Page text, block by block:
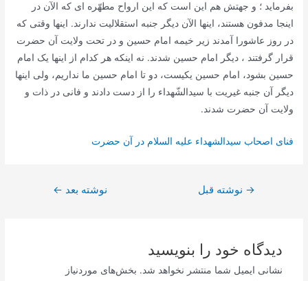
بفرماید ؛ و جهتش هم این است که این ارواح مطهّره ‌اى که الآن در
اینجا مدفون هستند، اینها الآن دیگر جنبه استقلالیت ندارند. اینها وقتى که
در روز عاشورا آمدند زیر خیمه امام حسین و در تحت ولایت آن حضرت
قرار گرفتند ، دیگر امام حسین شدند. نه اینکه هر کدام از اینها یک امام
حسین بشود، امام حسین یکیست، دو تا امام حسین ما نداریم، ولى اینها
دیگر آن جنبه غیریت با سیدالشّهداء را از دست دادند و فانى در ذات و
ولایت آن حضرت شدند.
فنای اصحاب سیدالشهداء علیه السلام در آن حضرت
راهبری→ نوشته قبل نوشته بعد ←
دیدگاه‌ خود را بنویسید
نشانی ایمیل شما منتشر نخواهد شد. بخش‌های موردنیاز